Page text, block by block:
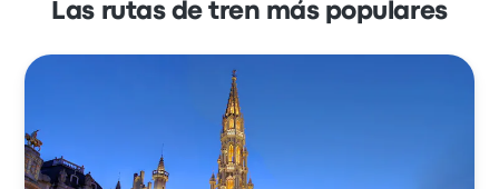
Las rutas de tren más populares